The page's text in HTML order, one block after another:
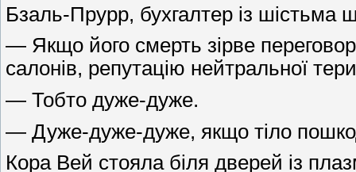
Бзаль-Прурр, бухгалтер із шістьма
— Якщо його смерть зірве
салонів, репутацію нейтральної
— Тобто дуже-дуже.
— Дуже-дуже-дуже, якщо тіло
Кора Вей стояла біля дверей із